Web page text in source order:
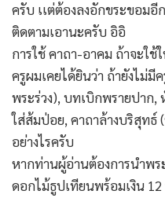
ครับ เเต่ต้องลงอักขระขอม
ติดตามเอานะครับ อิอิ
การใช้ คาถา-อาคม ถ้าจะใช้
ครูผมเคยได้ยินว่า ถ้ายังไม่มี
พระร่วง), บทเบิกพรายปาก,
ใส่ส้มป่อย, คาถาล้างบริสุท
อย่างไรครับ
หากท่านผู้อ่านต้องการนำพ
ดอกไม้ธูปเทียนพร้อมเงิน